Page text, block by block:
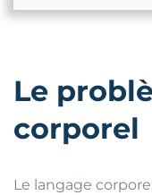
Le
corporel
Le langage